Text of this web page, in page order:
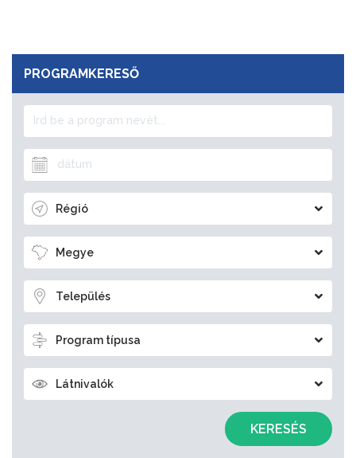
PROGRAMKERESŐ
Régió
Megye
Település
Program típusa
Látnivalók
KERESÉS